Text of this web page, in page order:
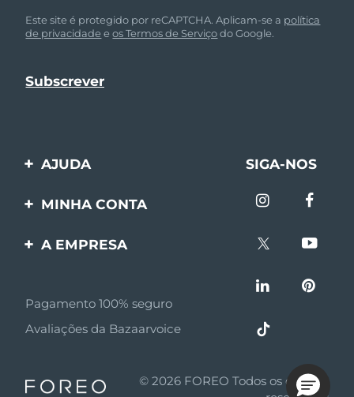
Este site é protegido por reCAPTCHA. Aplicam-se a política
de privacidade eos Termos de Serviçodo Google.
AJUDA
Entre em contato
SIGA-NOS
MINHA CONTA
Registro de produto
A EMPRESA
Afiliados
Notícias de afiliados
Pagamento 100% seguro
Avaliações da Bazaarvoice
© 2026 FOREO Todos os direitos